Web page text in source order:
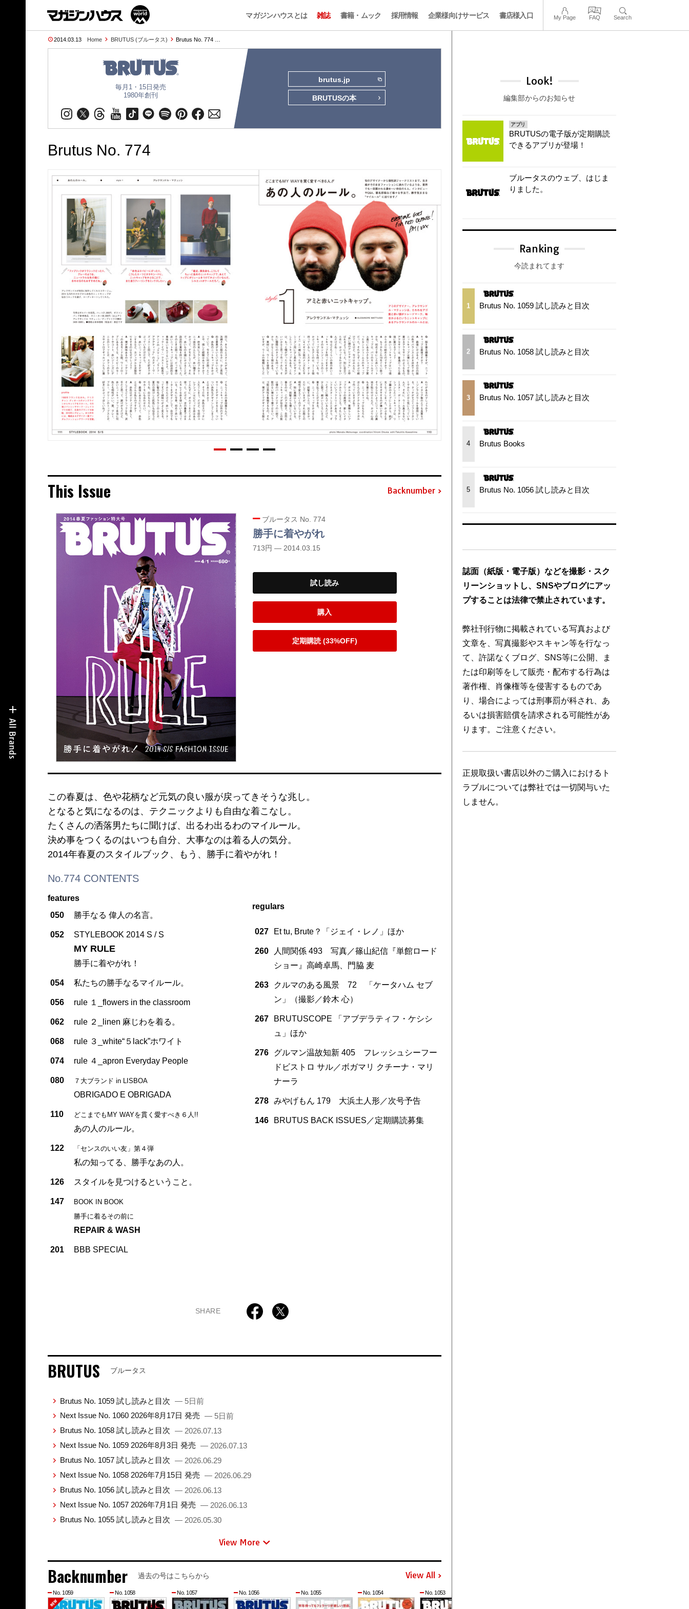
マガジンハウスとは 雑誌 書籍・ムック 採用情報 企業様向けサービス 書店様入口 My Page FAQ Search
2014.03.13 Home BRUTUS (ブルータス) Brutus No. 774 …
毎月1・15日発売
1980年創刊
brutus.jp
BRUTUSの本
Brutus No. 774
This Issue Backnumber
ブルータス No. 774
勝手に着やがれ
713円 — 2014.03.15
試し読み
購入
定期購読 (33%OFF)
この春夏は、色や花柄など元気の良い服が戻ってきそうな兆し。
となると気になるのは、テクニックよりも自由な着こなし。
たくさんの洒落男たちに聞けば、出るわ出るわのマイルール。
決め事をつくるのはいつも自分、大事なのは着る人の気分。
2014年春夏のスタイルブック、もう、勝手に着やがれ！
No.774 CONTENTS
features
050
勝手なる 偉人の名言。
052 STYLEBOOK 2014 S / S
MY RULE
勝手に着やがれ！
054 私たちの勝手なるマイルール。
056 rule １_flowers in the classroom
062 rule ２_linen 麻じわを着る。
068 rule ３_white“５lack”ホワイト
074 rule ４_apron Everyday People
080 ７大ブランド in LISBOA
OBRIGADO E OBRIGADA
110 どこまでもMY WAYを貫く愛すべき６人!!
あの人のルール。
122 「センスのいい友」第４弾
私の知ってる、勝手なあの人。
126 スタイルを見つけるということ。
147
BOOK IN BOOK
勝手に着るその前に
REPAIR & WASH
201 BBB SPECIAL
regulars
027 Et tu, Brute？「ジェイ・レノ」ほか
260
人間関係 493 写真／篠山紀信『単館ロード
ショー』高崎卓馬、門脇 麦
263
クルマのある風景 72 「ケータハム セブ
ン」（撮影／鈴木 心）
267
BRUTUSCOPE 「アブデラティフ・ケシシ
ュ」ほか
276
グルマン温故知新 405 フレッシュシーフー
ドビストロ サル／ボガマリ クチーナ・マリ
ナーラ
278 みやげもん 179 大浜土人形／次号予告
146 BRUTUS BACK ISSUES／定期購読募集
SHARE
BRUTUS ブルータス
Brutus No. 1059 試し読みと目次 — 5日前
Next Issue No. 1060 2026年8月17日 発売 — 5日前
Brutus No. 1058 試し読みと目次 — 2026.07.13
Next Issue No. 1059 2026年8月3日 発売 — 2026.07.13
Brutus No. 1057 試し読みと目次 — 2026.06.29
Next Issue No. 1058 2026年7月15日 発売 — 2026.06.29
Brutus No. 1056 試し読みと目次 — 2026.06.13
Next Issue No. 1057 2026年7月1日 発売 — 2026.06.13
Brutus No. 1055 試し読みと目次 — 2026.05.30
View More
Backnumber 過去の号はこちらから View All
No. 1059 No. 1058 No. 1057 No. 1056 No. 1055 No. 1054 No. 1053
Look!
編集部からのお知らせ
アプリ
BRUTUSの電子版が定期購読
できるアプリが登場！
ブルータスのウェブ、はじま
りました。
Ranking
今読まれてます
1 Brutus No. 1059 試し読みと目次
2 Brutus No. 1058 試し読みと目次
3 Brutus No. 1057 試し読みと目次
4 Brutus Books
5 Brutus No. 1056 試し読みと目次
誌面（紙版・電子版）などを撮影・スク
リーンショットし、SNSやブログにアッ
プすることは法律で禁止されています。
弊社刊行物に掲載されている写真および
文章を、写真撮影やスキャン等を行なっ
て、許諾なくブログ、SNS等に公開、ま
たは印刷等をして販売・配布する行為は
著作権、肖像権等を侵害するものであ
り、場合によっては刑事罰が科され、あ
るいは損害賠償を請求される可能性があ
ります。ご注意ください。
正規取扱い書店以外のご購入におけるト
ラブルについては弊社では一切関与いた
しません。